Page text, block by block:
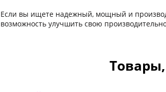
Если вы ищете надежный, мощный и
возможность улучшить свою